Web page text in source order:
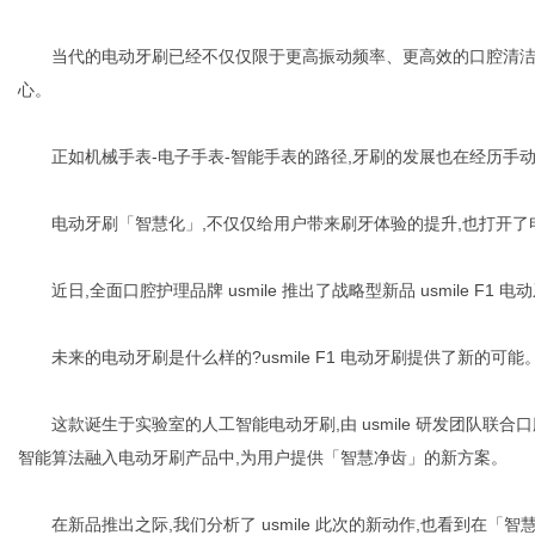
当代的电动牙刷已经不仅仅限于更高振动频率、更高效的口腔清
心。
正如机械手表-电子手表-智能手表的路径,牙刷的发展也在经历手
电动牙刷「智慧化」,不仅仅给用户带来刷牙体验的提升,也打开了
近日,全面口腔护理品牌 usmile 推出了战略型新品 usmile F1 电动
未来的电动牙刷是什么样的?usmile F1 电动牙刷提供了新的可能
这款诞生于实验室的人工智能电动牙刷,由 usmile 研发团队联合
智能算法融入电动牙刷产品中,为用户提供「智慧净齿」的新方案。
在新品推出之际,我们分析了 usmile 此次的新动作,也看到在「智